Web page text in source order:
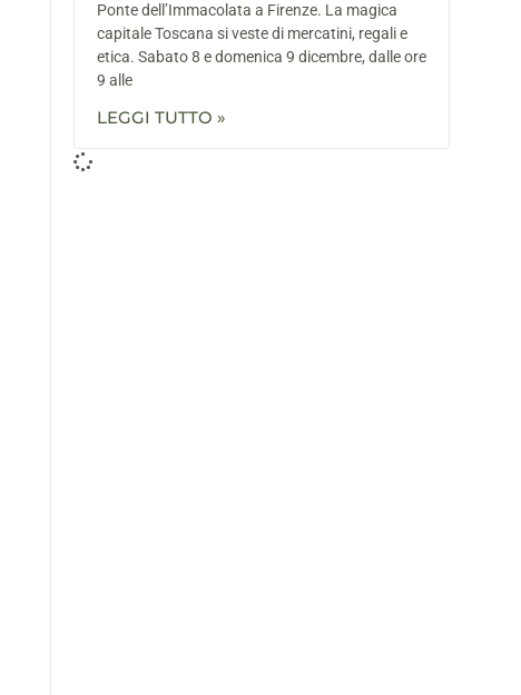
Ponte dell’Immacolata a Firenze. La magica
capitale Toscana si veste di mercatini, regali e
etica. Sabato 8 e domenica 9 dicembre, dalle ore
9 alle
LEGGI TUTTO »